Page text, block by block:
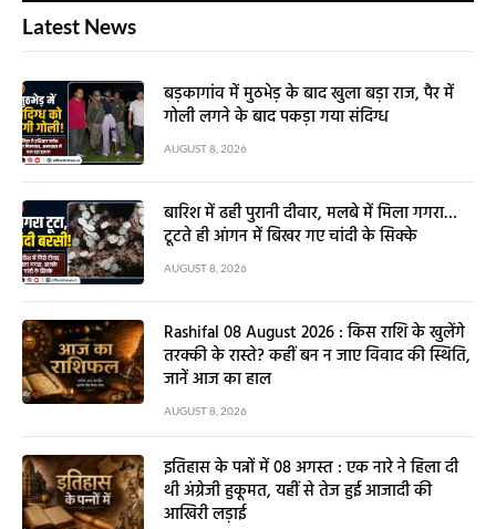
Latest News
बड़कागांव में मुठभेड़ के बाद खुला बड़ा राज, पैर में
गोली लगने के बाद पकड़ा गया संदिग्ध
AUGUST 8, 2026
बारिश में ढही पुरानी दीवार, मलबे में मिला गगरा…
टूटते ही आंगन में बिखर गए चांदी के सिक्के
AUGUST 8, 2026
Rashifal 08 August 2026 : किस राशि के खुलेंगे
तरक्की के रास्ते? कहीं बन न जाए विवाद की स्थिति,
जानें आज का हाल
AUGUST 8, 2026
इतिहास के पन्नों में 08 अगस्त : एक नारे ने हिला दी
थी अंग्रेजी हुकूमत, यहीं से तेज हुई आजादी की
आखिरी लड़ाई